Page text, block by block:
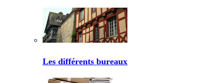
Les différents bureaux